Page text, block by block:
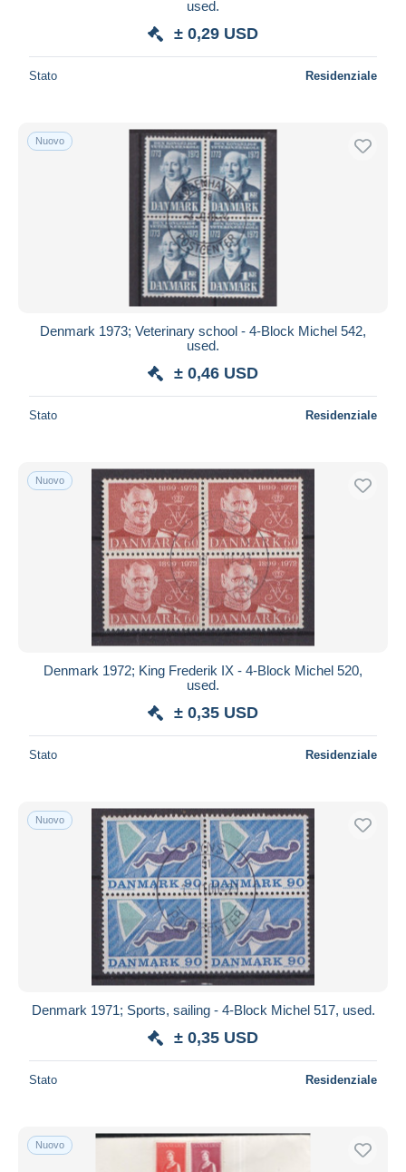
used.
± 0,29 USD
Stato Residenziale
Nuovo
Denmark 1973; Veterinary school - 4-Block Michel 542,
used.
± 0,46 USD
Stato Residenziale
Nuovo
Denmark 1972; King Frederik IX - 4-Block Michel 520,
used.
± 0,35 USD
Stato Residenziale
Nuovo
Denmark 1971; Sports, sailing - 4-Block Michel 517, used.
± 0,35 USD
Stato Residenziale
Nuovo